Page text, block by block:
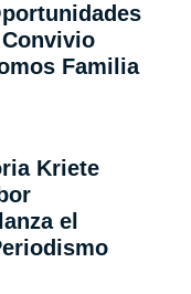
Familia
Kriete
el